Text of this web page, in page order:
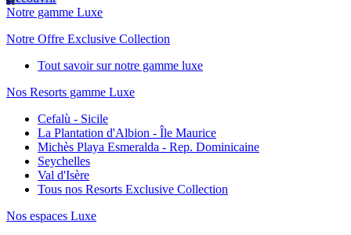
Notre gamme Luxe
Notre Offre Exclusive Collection
Tout savoir sur notre gamme luxe
Nos Resorts gamme Luxe
Cefalù - Sicile
La Plantation d'Albion - Île Maurice
Michès Playa Esmeralda - Rep. Dominicaine
Seychelles
Val d'Isère
Tous nos Resorts Exclusive Collection
Nos espaces Luxe